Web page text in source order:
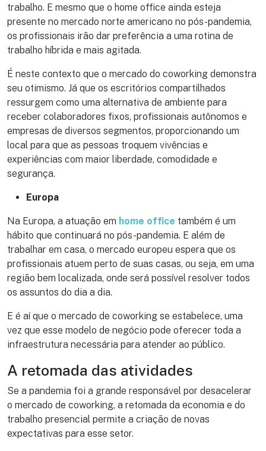
trabalho. E mesmo que o home office ainda esteja
presente no mercado norte americano no pós-pandemia,
os profissionais irão dar preferência a uma rotina de
trabalho híbrida e mais agitada.
É neste contexto que o mercado do coworking demonstra
seu otimismo. Já que os escritórios compartilhados
ressurgem como uma alternativa de ambiente para
receber colaboradores fixos, profissionais autônomos e
empresas de diversos segmentos, proporcionando um
local para que as pessoas troquem vivências e
experiências com maior liberdade, comodidade e
segurança.
Europa
Na Europa, a atuação em home office também é um
hábito que continuará no pós-pandemia. E além de
trabalhar em casa, o mercado europeu espera que os
profissionais atuem perto de suas casas, ou seja, em uma
região bem localizada, onde será possível resolver todos
os assuntos do dia a dia.
E é aí que o mercado de coworking se estabelece, uma
vez que esse modelo de negócio pode oferecer toda a
infraestrutura necessária para atender ao público.
A retomada das atividades
Se a pandemia foi a grande responsável por desacelerar
o mercado de coworking, a retomada da economia e do
trabalho presencial permite a criação de novas
expectativas para esse setor.